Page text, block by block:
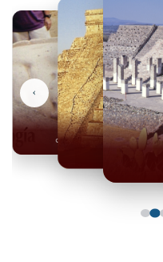
Olmecas
‹